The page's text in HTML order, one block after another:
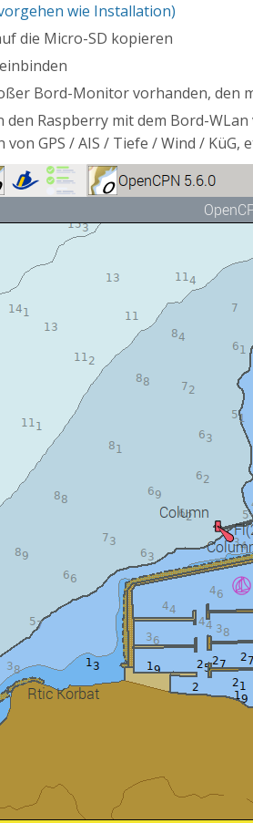
wie Installation)
die Micro-SD kopieren
Bord-Monitor vorhanden, den
Raspberry mit dem Bord-WLan
GPS / AIS / Tiefe / Wind / KüG,